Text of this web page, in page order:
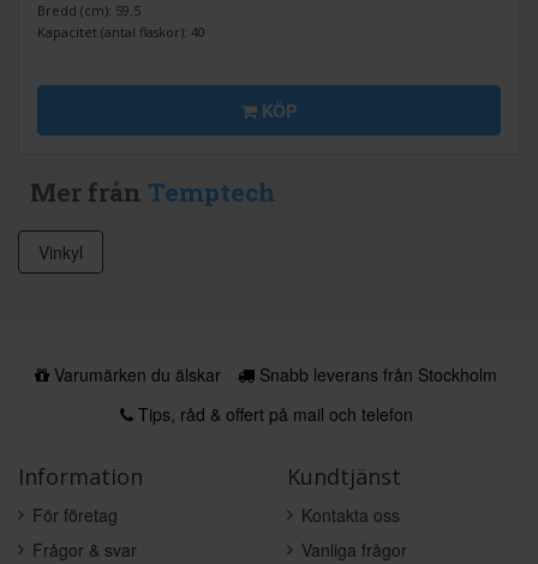
Bredd (cm): 59.5
Kapacitet (antal flaskor): 40
KÖP
Mer från Temptech
Vinkyl
Varumärken du älskar
Snabb leverans från Stockholm
Tips, råd & offert på mail och telefon
Information
För företag
Frågor & svar
Kundtjänst
Kontakta oss
Vanliga frågor